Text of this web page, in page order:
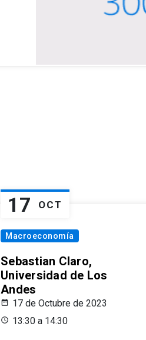
17 OCT
Macroeconomía
Sebastian Claro,
Universidad de Los
Andes
17 de Octubre de 2023
13:30 a 14:30